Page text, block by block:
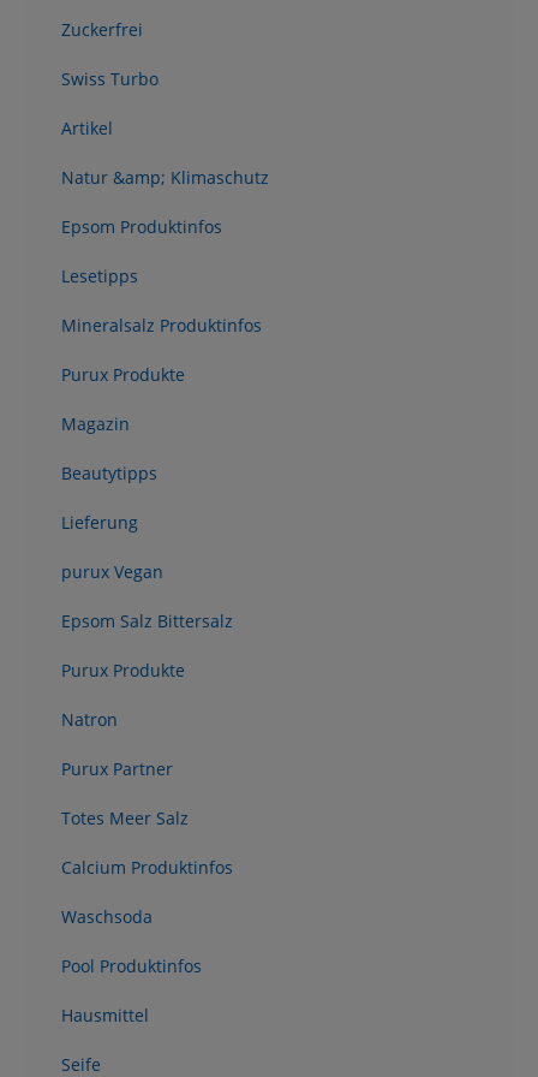
Zuckerfrei
Swiss Turbo
Artikel
Natur &amp; Klimaschutz
Epsom Produktinfos
Lesetipps
Mineralsalz Produktinfos
Purux Produkte
Magazin
Beautytipps
Lieferung
purux Vegan
Epsom Salz Bittersalz
Purux Produkte
Natron
Purux Partner
Totes Meer Salz
Calcium Produktinfos
Waschsoda
Pool Produktinfos
Hausmittel
Seife